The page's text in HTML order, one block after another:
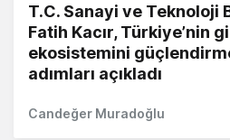
T.C. Sanayi ve Teknoloji
Fatih Kacır, Türkiye’nin
ekosistemini
adımları açıkladı
Candeğer Muradoğlu